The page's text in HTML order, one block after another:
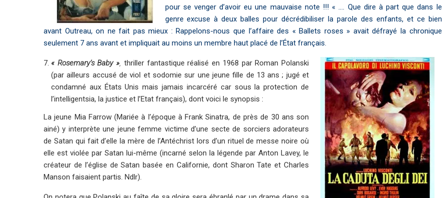
pour se venger d’avoir eu une mauvaise note !!! « …. Que dire à part que dans le
genre excuse à deux balles pour décrédibiliser la parole des enfants, et ce bien
avant Outreau, on ne fait pas mieux : Rappelons-nous que l’affaire des « Ballets roses » avait défrayé la chronique
seulement 7 ans avant et impliquait au moins un membre haut placé de l’État français.
« Rosemary’s Baby » thriller fantastique réalisé en 1968 par Roman Polanski
(par ailleurs accusé de viol et sodomie sur une jeune fille de 13 ans ; jugé et
condamné aux États Unis mais jamais incarcéré car sous la protection de
l’intelligentsia, la justice et l’Etat français), dont voici le synopsis :
La jeune Mia Farrow (Mariée à l’époque à Frank Sinatra, de près de 30 ans son
ainé) y interprète une jeune femme victime d’une secte de sorciers adorateurs
de Satan qui fait d’elle la mère de l’Antéchrist lors d’un rituel de messe noire où
elle est violée par Satan lui-même (incarné selon la légende par Anton Lavey, le
créateur de l’église de Satan basée en Californie, dont Sharon Tate et Charles
Manson faisaient partis. Ndlr).